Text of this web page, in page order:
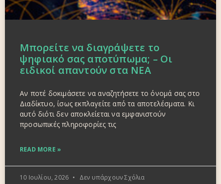
Μπορείτε να διαγράψετε το
ψηφιακό σας αποτύπωμα; – Οι
ειδικοί απαντούν στα ΝΕΑ
Αν ποτέ δοκιμάσετε να αναζητήσετε το όνομά σας στο
Διαδίκτυο, ίσως εκπλαγείτε από τα αποτελέσματα. Κι
αυτό διότι δεν αποκλείεται να εμφανιστούν
προσωπικές πληροφορίες τις
READ MORE »
10 Ιουλίου, 2026 Δεν υπάρχουν Σχόλια